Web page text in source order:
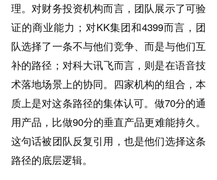
理。对财务投资机构而言，团队展示了可验
证的商业能力；对KK集团和4399而言，团
队选择了一条不与他们竞争、而是与他们互
补的路径；对科大讯飞而言，则是在语音技
术落地场景上的协同。四家机构的组合，本
质上是对这条路径的集体认可。做70分的通
用产品，比做90分的垂直产品更难能持久。
这句话被团队反复引用，也是他们选择这条
路径的底层逻辑。